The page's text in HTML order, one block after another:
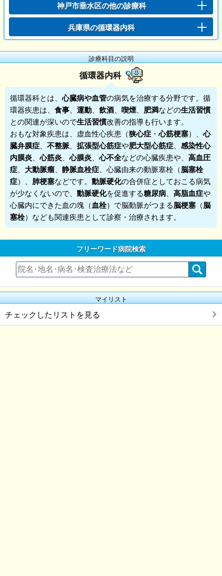
神戸市垂水区の他の診療科
兵庫県の循環器内科
診療科目の説明
循環器内科
循環器科とは、心臓病や血管の病気を治療する分野です。循
環器疾患は、 食事 運動 飲酒 喫煙 肥満などの生活習慣
との関連が深いので生活習慣改善の指導も行います。
おもな対象疾患は、虚血性心疾患（狭心症 ・心筋梗塞）、心
臓弁膜症
不整脈 拡張型心筋症や肥大型心筋症
感染性心
内膜炎 、心筋炎 、心膜炎 、心不全などの心臓疾患や、 高血圧
症
大動脈瘤 静脈血栓症 、心臓由来の動脈塞栓（脳塞栓
症）、 肺梗塞などです。 動脈硬化の合併症としておこる病気
が少なくないので、 動脈硬化を促進する糖尿病 高脂血症や
心臓内にできた血の塊（血栓）で脳動脈がつまる脳梗塞 （脳
塞栓）なども関連疾患として診察・治療されます。
フリーワード病院検索
マイリスト
チェックしたリストを見る